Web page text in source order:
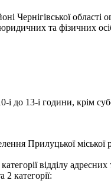
Чернігівської
юридичних та фізичних
до 13-і години, крім
Прилуцької міської
відділу
категорії: